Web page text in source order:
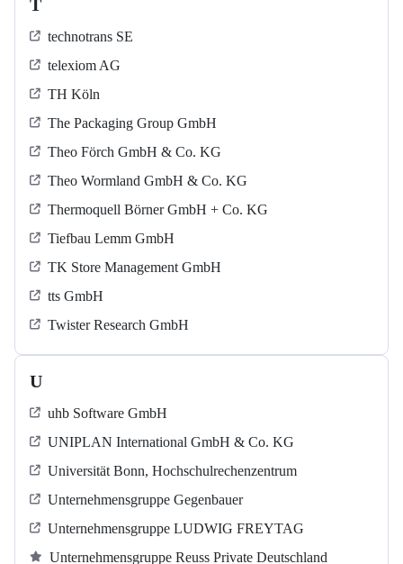
T
technotrans SE
telexiom AG
TH Köln
The Packaging Group GmbH
Theo Förch GmbH & Co. KG
Theo Wormland GmbH & Co. KG
Thermoquell Börner GmbH + Co. KG
Tiefbau Lemm GmbH
TK Store Management GmbH
tts GmbH
Twister Research GmbH
U
uhb Software GmbH
UNIPLAN International GmbH & Co. KG
Universität Bonn, Hochschulrechenzentrum
Unternehmensgruppe Gegenbauer
Unternehmensgruppe LUDWIG FREYTAG
Unternehmensgruppe Reuss Private Deutschland